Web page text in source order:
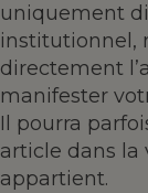
uniquement
institutionnel,
directement
manifester
Il pourra
article dans la
appartient.